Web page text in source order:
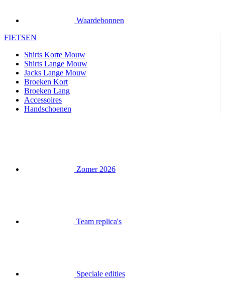
Shirts Lange Mouw
Broeken Kort
Accessoires
Handschoenen